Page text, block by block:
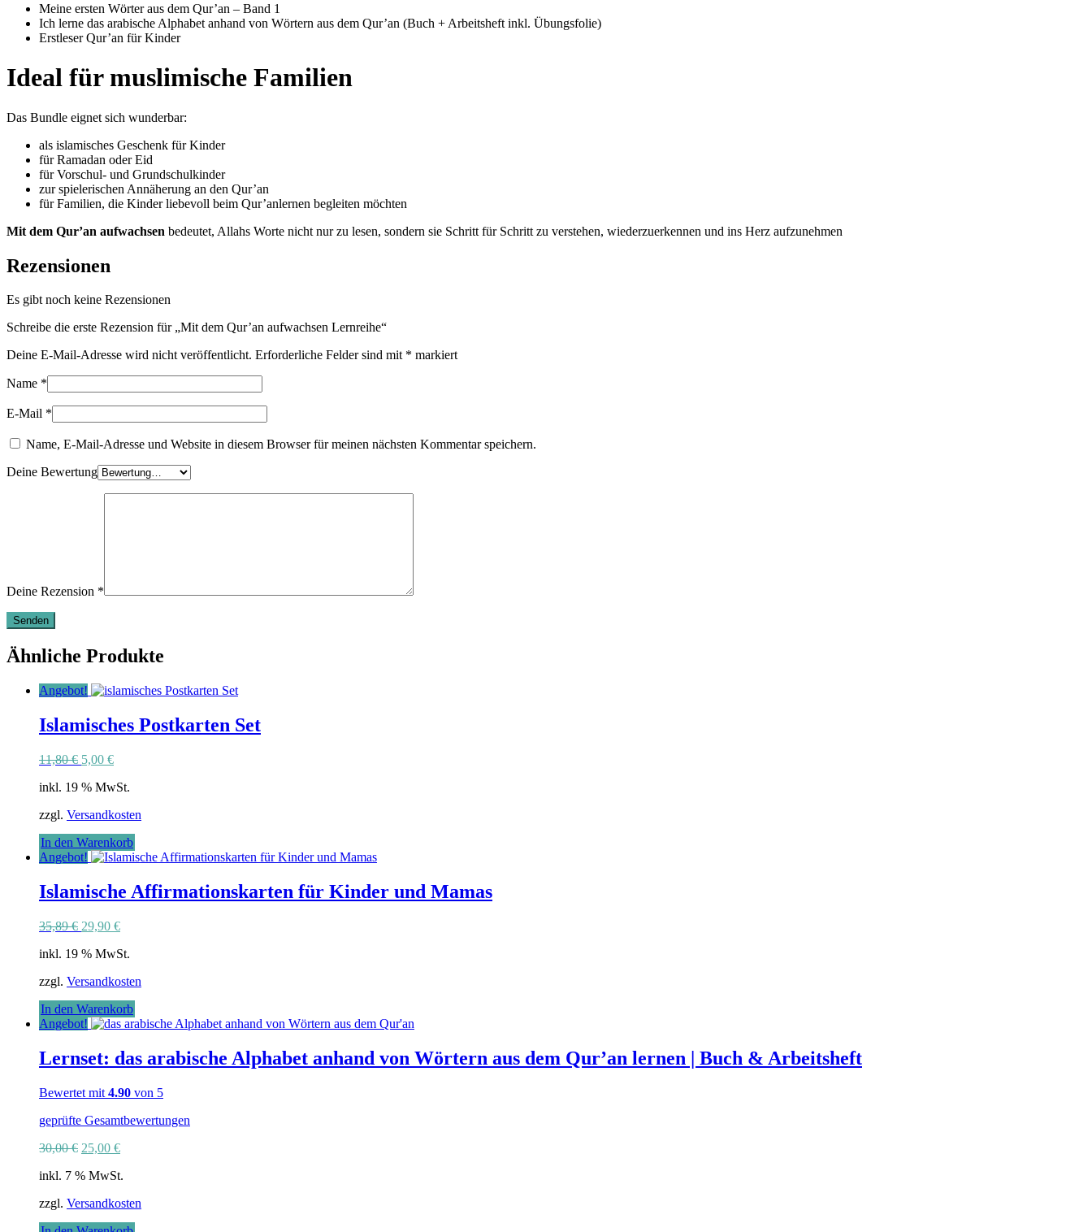
Meine ersten Wörter aus dem Qur’an – Band 1
Ich lerne das arabische Alphabet anhand von Wörtern aus dem Qur’an (Buch + Arbeitsheft inkl. Übungsfolie)
Erstleser Qur’an für Kinder
Ideal für muslimische Familien
Das Bundle eignet sich wunderbar:
als islamisches Geschenk für Kinder
für Ramadan oder Eid
für Vorschul- und Grundschulkinder
zur spielerischen Annäherung an den Qur’an
für Familien, die Kinder liebevoll beim Qur’anlernen begleiten möchten
Mit dem Qur’an aufwachsen bedeutet, Allahs Worte nicht nur zu lesen, sondern sie Schritt für Schritt zu verstehen, wiederzuerkennen und ins Herz aufzunehmen
Rezensionen
Es gibt noch keine Rezensionen
Schreibe die erste Rezension für „Mit dem Qur’an aufwachsen Lernreihe“
Deine E-Mail-Adresse wird nicht veröffentlicht. Erforderliche Felder sind mit * markiert
Name *
E-Mail *
Name, E-Mail-Adresse und Website in diesem Browser für meinen nächsten Kommentar speichern.
Deine Bewertung
Deine Rezension *
Ähnliche Produkte
Angebot!
Islamisches Postkarten Set
11,80€ Ursprünglicher
war:
5,00 €Aktueller
ist:
inkl. 19 % MwSt.
zzgl. Versandkosten
In den Warenkorb
Angebot!
Islamische Affirmationskarten für Kinder und Mamas
35,89€ Ursprünglicher
war:
29,90 €Aktueller
ist:
inkl. 19 % MwSt.
zzgl. Versandkosten
In den Warenkorb
Angebot!
Lernset: das arabische Alphabet anhand von Wörtern aus dem Qur’an lernen | Buch & Arbeitsheft
Bewertet mit 4.90 von 5
geprüfte Gesamtbewertungen
30,00€ Ursprünglicher
war:
25,00 €Aktueller
ist:
inkl. 7 % MwSt.
zzgl. Versandkosten